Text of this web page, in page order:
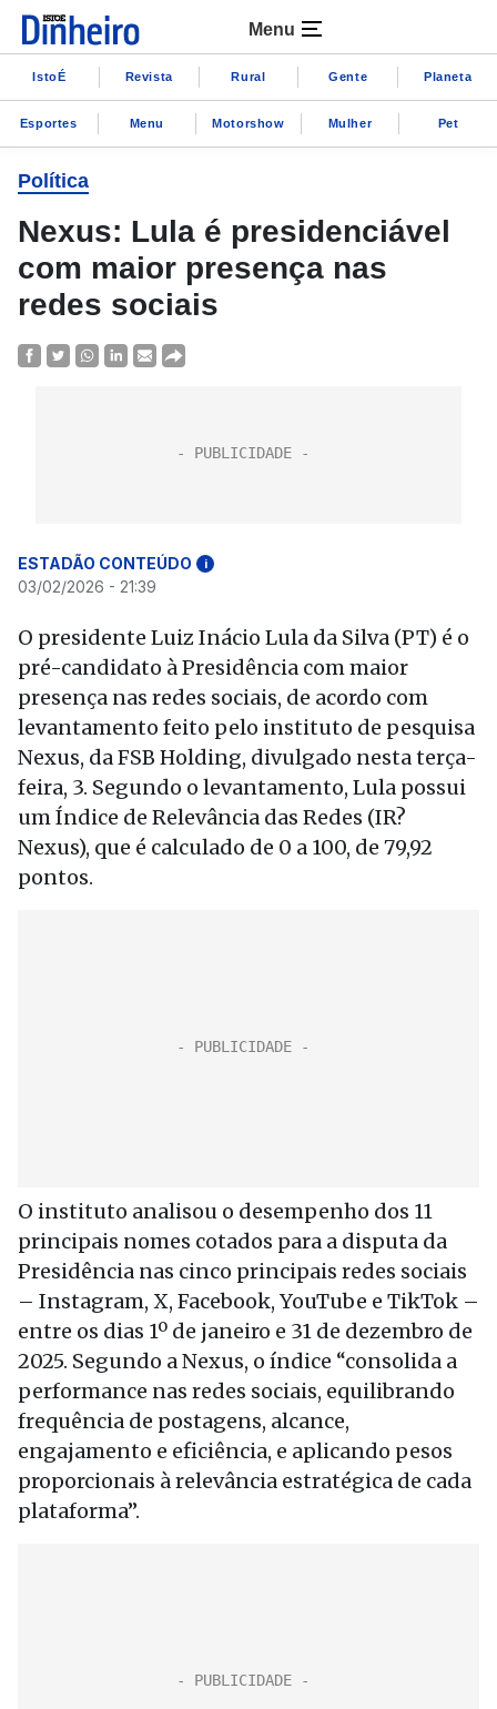
Menu
IstoÉ Revista Rural Gente Planeta
Esportes Menu Motorshow Mulher Pet
Política
Nexus: Lula é presidenciável
com maior presença nas
redes sociais
ESTADÃO CONTEÚDO i
03/02/2026 - 21:39
O presidente Luiz Inácio Lula da Silva (PT) é o
pré-candidato à Presidência com maior
presença nas redes sociais, de acordo com
levantamento feito pelo instituto de pesquisa
Nexus, da FSB Holding, divulgado nesta terça-
feira, 3. Segundo o levantamento, Lula possui
um Índice de Relevância das Redes (IR?
Nexus), que é calculado de 0 a 100, de 79,92
pontos.
O instituto analisou o desempenho dos 11
principais nomes cotados para a disputa da
Presidência nas cinco principais redes sociais
– Instagram, X, Facebook, YouTube e TikTok –
entre os dias 1º de janeiro e 31 de dezembro de
2025. Segundo a Nexus, o índice “consolida a
performance nas redes sociais, equilibrando
frequência de postagens, alcance,
engajamento e eficiência, e aplicando pesos
proporcionais à relevância estratégica de cada
plataforma”.